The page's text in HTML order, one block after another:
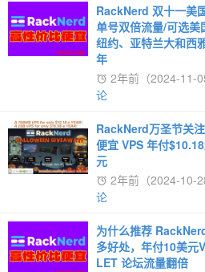
RackNerd 双十一美
单号双倍流量/可选美
纽约、亚特兰大和西
年
2年前（2024-11-
论
RackNerd万圣节关
便宜 VPS 年付
元
2年前（2024-10-
论
为什么推荐
多好处，年付10美元
LET 论坛流量翻倍